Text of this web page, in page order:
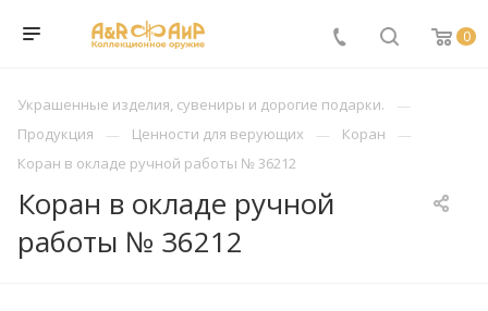
0
Украшенные изделия, сувениры и дорогие подарки.
Продукция
Ценности для верующих
Коран
Коран в окладе ручной работы № 36212
Коран в окладе ручной
работы № 36212